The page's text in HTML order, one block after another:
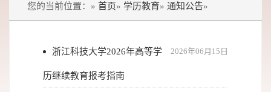
您的当前位置：» 首页» 学历教育» 通知公告»
2026年06月15日
浙江科技大学2026年高等学
历继续教育报考指南